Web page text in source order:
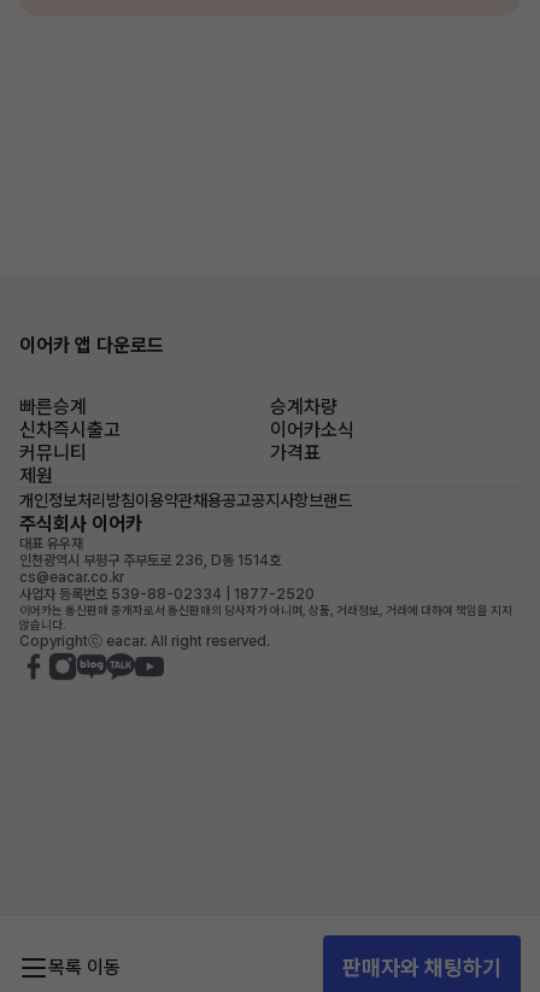
목록 이동 판매자와 채팅하기
이어카 앱 다운로드
빠른승계
승계차량
신차즉시출고
이어카소식
커뮤니티
가격표
제원
개인정보처리방침이용약관채용공고공지사항브랜드
주식회사 이어카
대표 유우재
인천광역시 부평구 주부토로 236, D동 1514호
cs@eacar.co.kr
사업자 등록번호 539-88-02334 | 1877-2520
이어카는 통신판매 중개자로서 통신판매의 당사자가 아니며, 상품, 거래정보, 거래에 대하여 책임을 지지
않습니다.
Copyrightⓒ eacar. All right reserved.